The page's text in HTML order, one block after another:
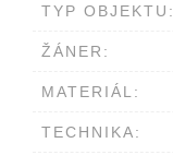
TYP OBJEKTU:
ŽÁNER:
MATERIÁL:
TECHNIKA: